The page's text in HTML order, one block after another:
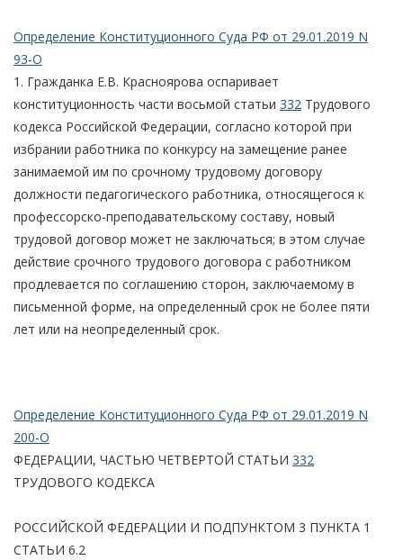
Определение Конституционного Суда РФ от 29.01.2019 N
93-О
1. Гражданка Е.В. Красноярова оспаривает
конституционность части восьмой статьи 332 Трудового
кодекса Российской Федерации, согласно которой при
избрании работника по конкурсу на замещение ранее
занимаемой им по срочному трудовому договору
должности педагогического работника, относящегося к
профессорско-преподавательскому составу, новый
трудовой договор может не заключаться; в этом случае
действие срочного трудового договора с работником
продлевается по соглашению сторон, заключаемому в
письменной форме, на определенный срок не более пяти
лет или на неопределенный срок.
Определение Конституционного Суда РФ от 29.01.2019 N
200-О
ФЕДЕРАЦИИ, ЧАСТЬЮ ЧЕТВЕРТОЙ СТАТЬИ 332
ТРУДОВОГО КОДЕКСА
РОССИЙСКОЙ ФЕДЕРАЦИИ И ПОДПУНКТОМ 3 ПУНКТА 1
СТАТЬИ 6.2